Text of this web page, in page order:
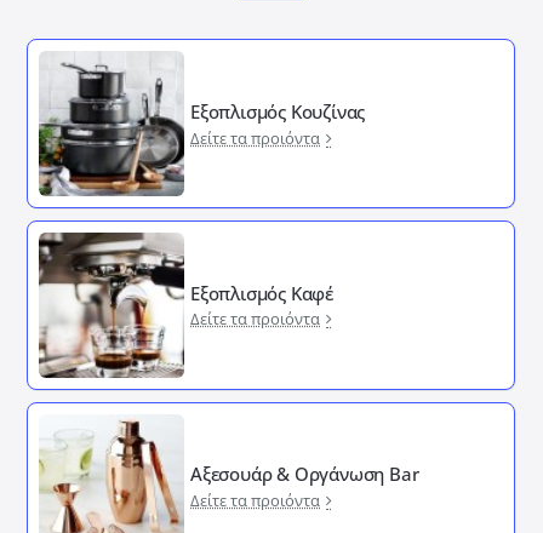
Εξοπλισμός Κουζίνας
Δείτε τα προιόντα
Εξοπλισμός Καφέ
Δείτε τα προιόντα
Αξεσουάρ & Οργάνωση Bar
Δείτε τα προιόντα